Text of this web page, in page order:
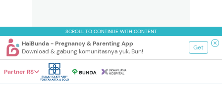
SCROLL TO CONTINUE WITH CONTENT
HaiBunda - Pregnancy & Parenting App
Download & gabung komunitasnya yuk, Bun!
Get
Partner RS